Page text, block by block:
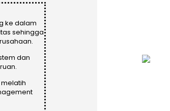
ke dalam
sehingga
dan